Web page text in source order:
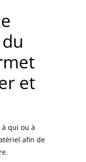
et
à qui ou à
afin de